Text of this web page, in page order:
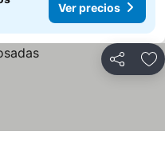
Ver precios
Compartir